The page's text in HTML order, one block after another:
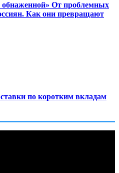
От проблемных
Как они превращают
по коротким вкладам